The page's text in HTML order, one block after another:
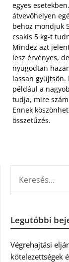
egyes
átvevőhelyen
behoz mondjuk
csakis 5 kg-t
Mindez azt
lesz érvényes,
nyugodtan
lassan gyűjtsön.
például a
tudja, mire
Ennek
összetűzés.
Legutóbbi
Végrehajtási
kötelezettségek